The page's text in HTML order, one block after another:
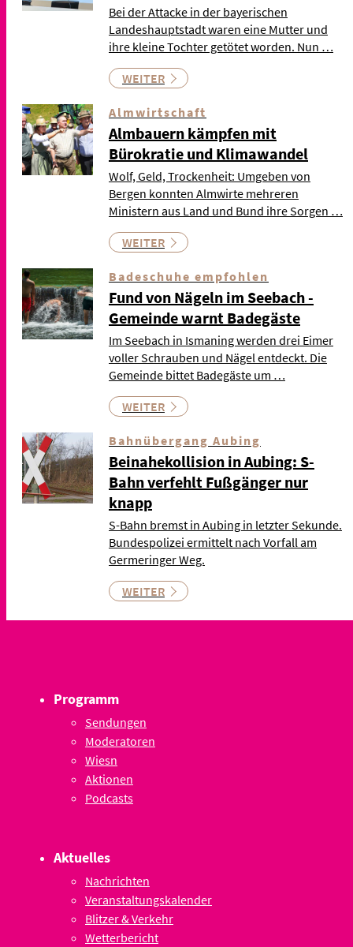
Bei der Attacke in der bayerischen
Landeshauptstadt waren eine Mutter und
ihre kleine Tochter getötet worden. Nun …
WEITER
Almwirtschaft
Almbauern kämpfen mit
Bürokratie und Klimawandel
Wolf, Geld, Trockenheit: Umgeben von
Bergen konnten Almwirte mehreren
Ministern aus Land und Bund ihre Sorgen …
WEITER
Badeschuhe empfohlen
Fund von Nägeln im Seebach -
Gemeinde warnt Badegäste
Im Seebach in Ismaning werden drei Eimer
voller Schrauben und Nägel entdeckt. Die
Gemeinde bittet Badegäste um …
WEITER
Bahnübergang Aubing
Beinahekollision in Aubing: S-
Bahn verfehlt Fußgänger nur
knapp
S-Bahn bremst in Aubing in letzter Sekunde.
Bundespolizei ermittelt nach Vorfall am
Germeringer Weg.
WEITER
Programm
Sendungen
Moderatoren
Wiesn
Aktionen
Podcasts
Aktuelles
Nachrichten
Veranstaltungskalender
Blitzer & Verkehr
Wetterbericht